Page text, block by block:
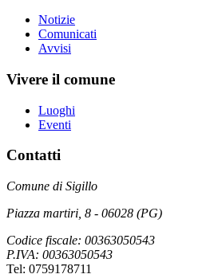
Notizie
Comunicati
Avvisi
Vivere il comune
Luoghi
Eventi
Contatti
Comune di Sigillo
Piazza martiri, 8 - 06028 (PG)
Codice fiscale: 00363050543
P.IVA: 00363050543
Tel: 0759178711